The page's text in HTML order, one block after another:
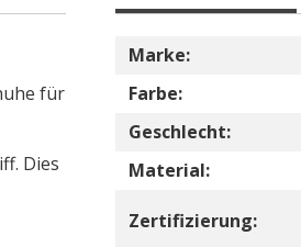
für
Dies
Marke:
Farbe:
Geschlecht:
Material:
Zertifizierung: